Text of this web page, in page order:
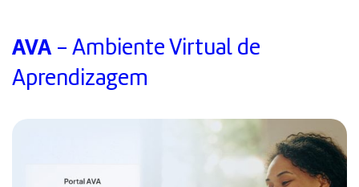
AVA - Ambiente Virtual de
Aprendizagem